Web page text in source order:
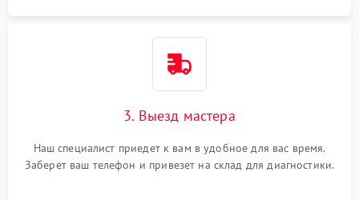
3. Выезд мастера
Наш специалист приедет к вам в удобное для вас время.
Заберет ваш телефон и привезет на склад для диагностики.